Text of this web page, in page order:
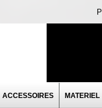
ACCESSOIRES MATERIEL